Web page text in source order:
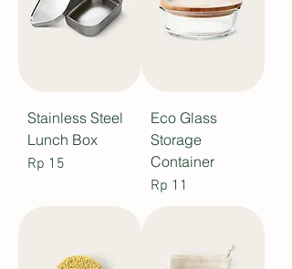
Stainless Steel
Lunch Box
Price
Rp 15
Eco Glass
Storage
Container
Price
Rp 11